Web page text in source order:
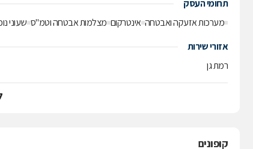
תחומי העסק
מערכות אזעקה ואבטחה אינטרקום מצלמות אבטחה וטמ"ס שעוני
אזורי שירות
רמת גן
קופונים